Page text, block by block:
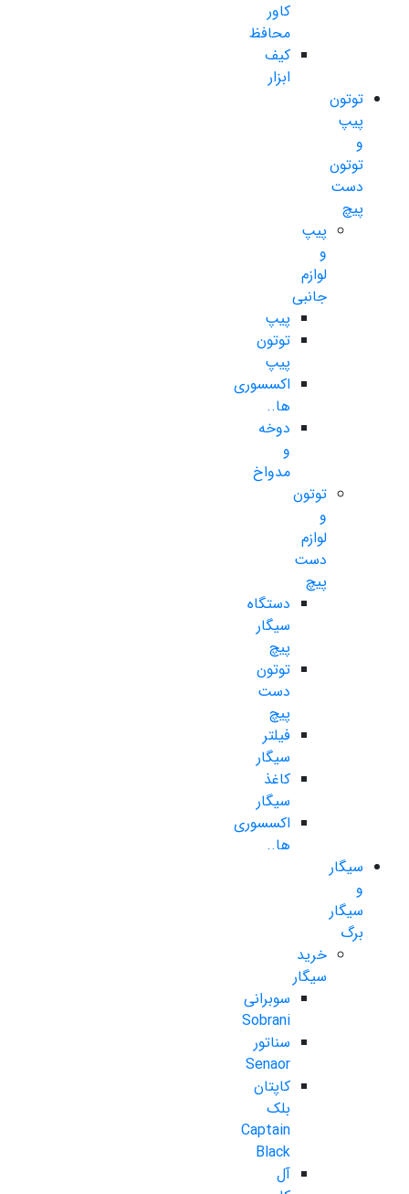
کاور
محافظ
کیف
ابزار
توتون
پیپ
و
توتون
دست
پیچ
پیپ
و
لوازم
جانبی
پیپ
توتون
پیپ
اکسسوری
ها..
دوخه
و
مدواخ
توتون
و
لوازم
دست
پیچ
دستگاه
سیگار
پیچ
توتون
دست
پیچ
فیلتر
سیگار
کاغذ
سیگار
اکسسوری
ها..
سیگار
و
سیگار
برگ
خرید
سیگار
سوبرانی
Sobrani
سناتور
Senaor
کاپتان
بلک
Captain
Black
آل